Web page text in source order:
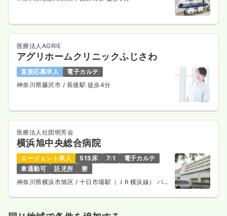
医療法人AGRIE
アグリホームクリニックふじさわ
直接応募求人
電子カルテ
神奈川県藤沢市 / 長後駅 徒歩4分
医療法人社団明芳会
横浜旭中央総合病院
エージェント求人 515床 7:1
電子カルテ
車通勤可
託児所
寮
神奈川県横浜市旭区 / 十日市場駅（ＪＲ横浜線） バス